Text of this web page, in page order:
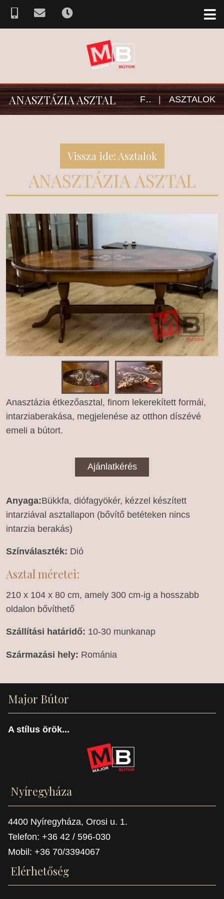
ANASZTÁZIA ASZTAL FŐOLDAL | ASZTALOK
Vissza ide: Asztalok
ANASZTÁZIA ASZTAL
Anasztázia étkezőasztal, finom lekerekített formái,
intarziaberakása, megjelenése az otthon díszévé
emeli a bútort.
Ajánlatkérés
Anyaga:Bükkfa, diófagyökér, kézzel készített
intarziával asztallapon (bővítő betéteken nincs
intarzia berakás)
Színválaszték: Dió
Asztal méretei:
210 x 104 x 80 cm, amely 300 cm-ig a hosszabb
oldalon bővíthető
Szállítási határidő: 10-30 munkanap
Származási hely: Románia
Major Bútor
A stílus örök...
Nyíregyháza
4400 Nyíregyháza, Orosi u. 1.
Telefon: +36 42 / 596-030
Mobil: +36 70/3394067
Elérhetőség